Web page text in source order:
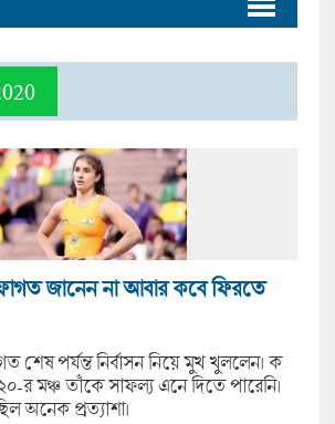
জানেন না আবার কবে ফিরতে
পর্যন্ত নির্বাসন নিয়ে মুখ খুললেন। ক
র মঞ্চ তাঁকে সাফল্য এনে দিতে পারেনি।
অনেক প্রত্যাশা।